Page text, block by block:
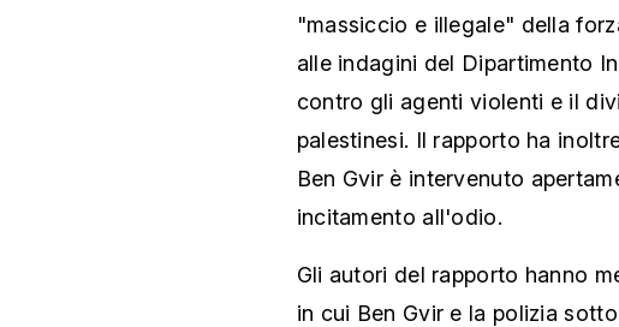
"massiccio e illegale" della
alle indagini del Dipartimento
contro gli agenti violenti e il
palestinesi. Il rapporto ha
Ben Gvir è intervenuto
incitamento all'odio.
Gli autori del rapporto hanno
in cui Ben Gvir e la polizia